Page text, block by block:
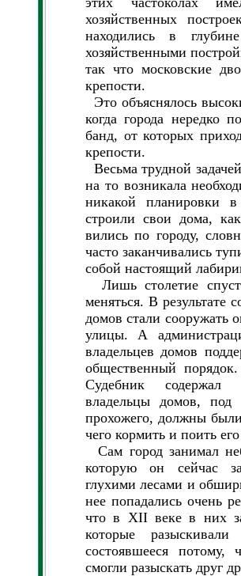
хозяйственных
находились в
хозяйственными
так что московские
крепости.
Это объяснялось
когда города нередко
банд, от которых
крепости.
Весьма трудной
на то возникала
никакой планировки
строили свои дома,
вились по городу,
часто заканчивались
собой настоящий
Лишь столетие
меняться. В результате
домов стали сооружать
улицы. А
владельцев домов
общественный
Судебник содержал
владельцы домов, под
прохожего, должны
чего кормить и поить
Сам город занимал
которую он сейчас
глухими лесами и
нее попадались очень
что в XII веке в них
которые
состоявшееся
смогли разыскать друг